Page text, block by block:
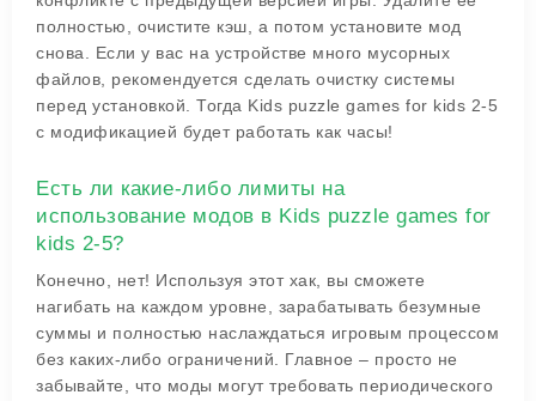
полностью, очистите кэш, а потом установите мод
снова. Если у вас на устройстве много мусорных
файлов, рекомендуется сделать очистку системы
перед установкой. Тогда Kids puzzle games for kids 2-5
с модификацией будет работать как часы!
Есть ли какие-либо лимиты на
использование модов в Kids puzzle games for
kids 2-5?
Конечно, нет! Используя этот хак, вы сможете
нагибать на каждом уровне, зарабатывать безумные
суммы и полностью наслаждаться игровым процессом
без каких-либо ограничений. Главное – просто не
забывайте, что моды могут требовать периодического